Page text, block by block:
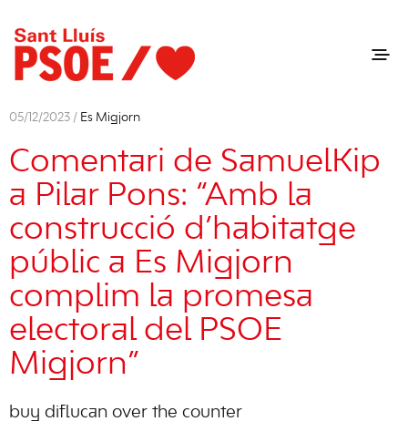
05/12/2023 / Es Migjorn
Comentari de SamuelKip
a Pilar Pons: “Amb la
construcció d’habitatge
públic a Es Migjorn
complim la promesa
electoral del PSOE
Migjorn”
buy diflucan over the counter